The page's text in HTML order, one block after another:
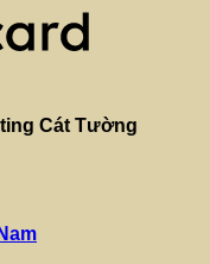
Cát Tường